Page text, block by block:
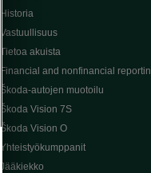
Historia
Vastuullisuus
Tietoa akuista
Financial and nonfinancial reportin
Škoda-autojen muotoilu
Škoda Vision 7S
Škoda Vision O
Yhteistyökumppanit
Jääkiekko